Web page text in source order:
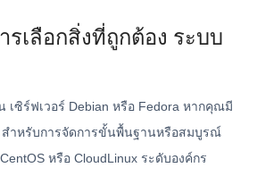
เลือกสิ่งที่ถูกต้อง ระบบ
เซิร์ฟเวอร์ Debian หรือ Fedora หากคุณมี
ำหรับการจัดการขั้นพื้นฐานหรือสมบูรณ์
หรือ CloudLinux ระดับองค์กร